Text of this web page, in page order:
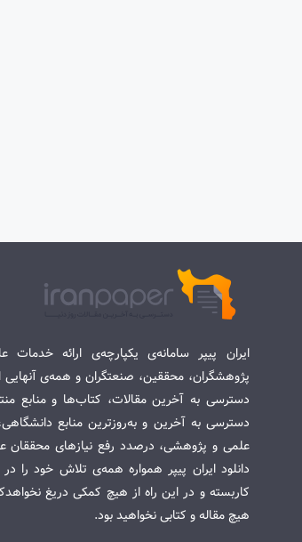
ایران پیپر سامانه‌ی یکپارچه‌ی ارائه خدمات
پژوهشگران، محققین، صنعتگران و همه‌ی
دسترسی به آخرین مقالات، کتاب‌ها و منابع
دسترسی به آخرین و به‌روزترین منابع
علمی و پژوهشی، درصدد رفع نیازهای محققان
دانلود ایران پیپر همواره همه‌ی تلاش خود را
کاربسته و در این راه از هیچ کمکی دریغ
هیچ مقاله و کتابی نخواهید بود.